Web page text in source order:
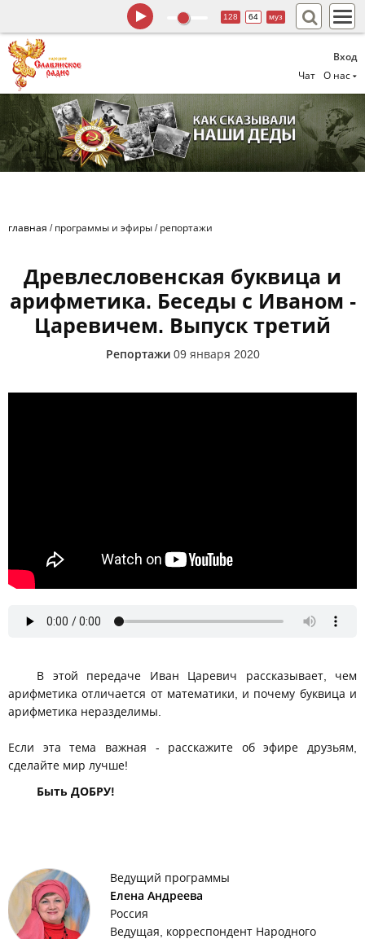
Вход
Чат
О нас
128 64 муз
главная / программы и эфиры / репортажи
Древлесловенская буквица и
арифметика. Беседы с Иваном -
Царевичем. Выпуск третий
Репортажи 09 января 2020
В этой передаче Иван Царевич рассказывает, чем
арифметика отличается от математики, и почему буквица и
арифметика неразделимы.
Если эта тема важная - расскажите об эфире друзьям,
сделайте мир лучше!
Быть ДОБРУ!
Ведущий программы
Елена Андреева
Россия
Ведущая, корреспондент Народного